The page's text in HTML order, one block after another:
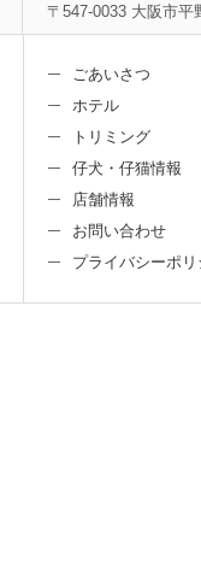
〒547-0033 大阪市平
ごあいさつ
ホテル
トリミング
仔犬・仔猫情報
店舗情報
お問い合わせ
プライバシーポリ